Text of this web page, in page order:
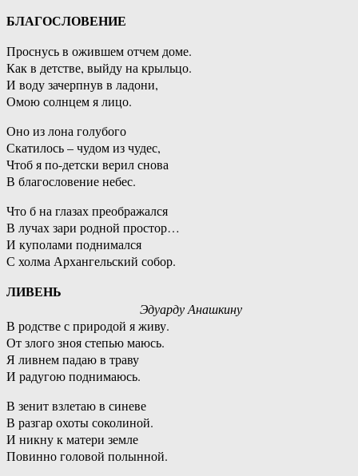
БЛАГОСЛОВЕНИЕ
Проснусь в ожившем отчем доме.
Как в детстве, выйду на крыльцо.
И воду зачерпнув в ладони,
Омою солнцем я лицо.
Оно из лона голубого
Скатилось – чудом из чудес,
Чтоб я по-детски верил снова
В благословение небес.
Что б на глазах преображался
В лучах зари родной простор…
И куполами поднимался
С холма Архангельский собор.
ЛИВЕНЬ
Эдуарду Анашкину
В родстве с природой я живу.
От злого зноя степью маюсь.
Я ливнем падаю в траву
И радугою поднимаюсь.
В зенит взлетаю в синеве
В разгар охоты соколиной.
И никну к матери земле
Повинно головой полынной.